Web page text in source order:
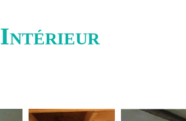
Intérieur